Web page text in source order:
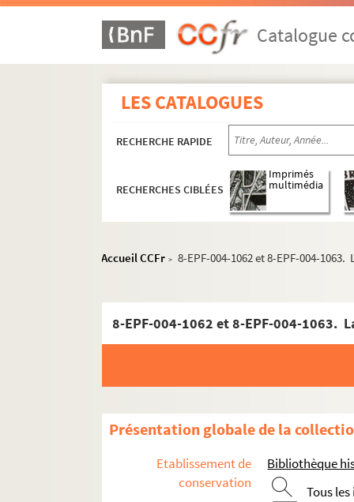
Catalogue
LES CATALOGUES
RECHERCHE RAPIDE
RECHERCHES CIBLÉES
Imprimés
multimédia
Accueil CCFr > 8-EPF-004-1062 et 8-EPF-004-
Présentation globale de la
Etablissement de
conservation
Bibliothèque
Tous
1er arrondissement